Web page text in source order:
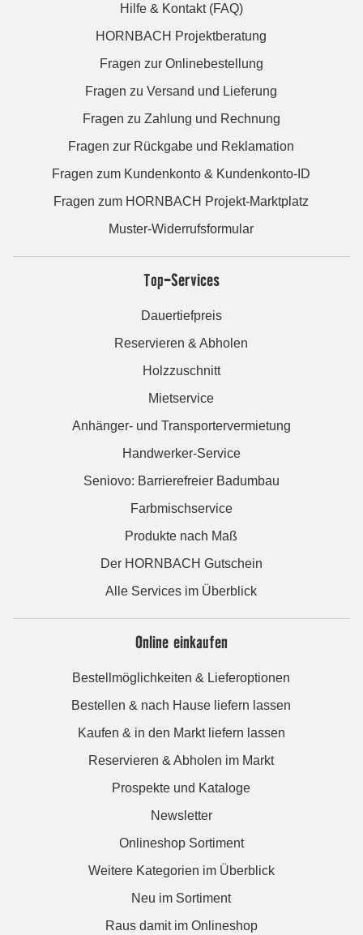
Hilfe & Kontakt (FAQ)
HORNBACH Projektberatung
Fragen zur Onlinebestellung
Fragen zu Versand und Lieferung
Fragen zu Zahlung und Rechnung
Fragen zur Rückgabe und Reklamation
Fragen zum Kundenkonto & Kundenkonto-ID
Fragen zum HORNBACH Projekt-Marktplatz
Muster-Widerrufsformular
Top-Services
Dauertiefpreis
Reservieren & Abholen
Holzzuschnitt
Mietservice
Anhänger- und Transportervermietung
Handwerker-Service
Seniovo: Barrierefreier Badumbau
Farbmischservice
Produkte nach Maß
Der HORNBACH Gutschein
Alle Services im Überblick
Online einkaufen
Bestellmöglichkeiten & Lieferoptionen
Bestellen & nach Hause liefern lassen
Kaufen & in den Markt liefern lassen
Reservieren & Abholen im Markt
Prospekte und Kataloge
Newsletter
Onlineshop Sortiment
Weitere Kategorien im Überblick
Neu im Sortiment
Raus damit im Onlineshop